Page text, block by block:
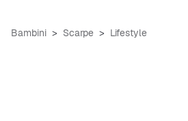
Bambini Scarpe Lifestyle